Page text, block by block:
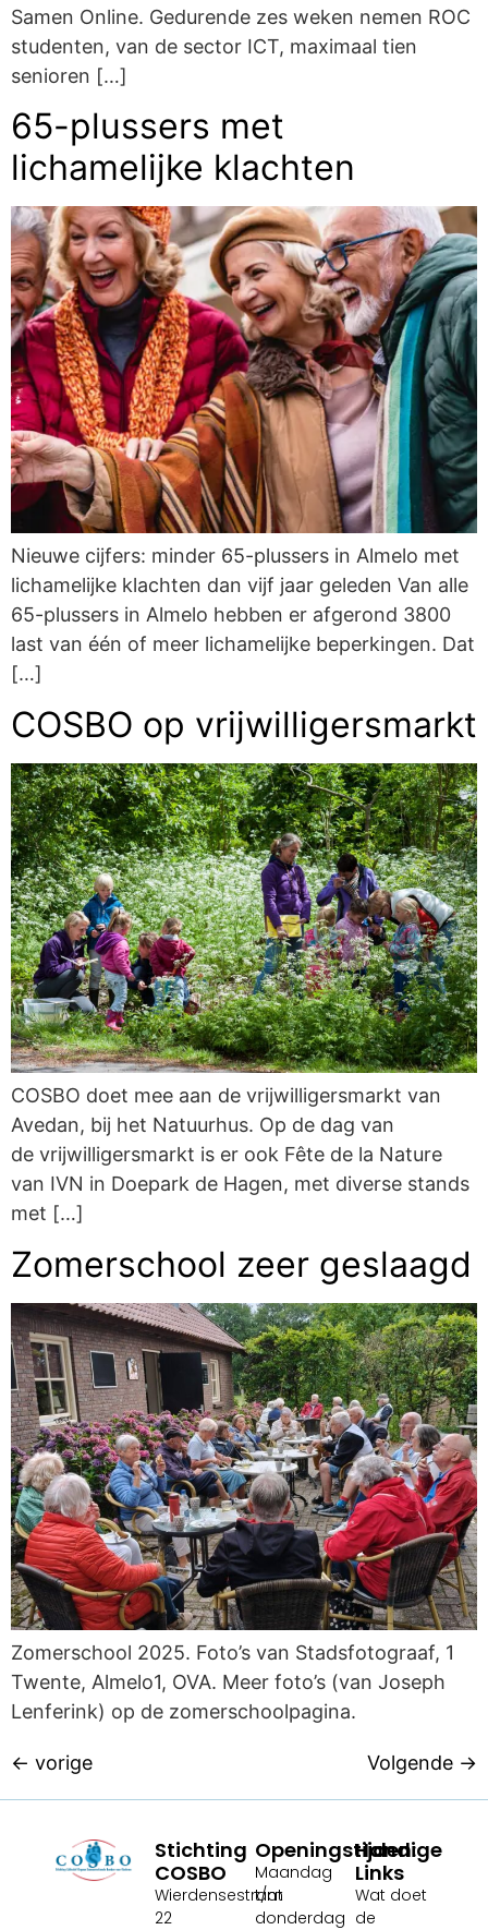
Samen Online. Gedurende zes weken nemen ROC
studenten, van de sector ICT, maximaal tien
senioren […]
65-plussers met
lichamelijke klachten
Nieuwe cijfers: minder 65-plussers in Almelo met
lichamelijke klachten dan vijf jaar geleden Van alle
65-plussers in Almelo hebben er afgerond 3800
last van één of meer lichamelijke beperkingen. Dat
[…]
COSBO op vrijwilligersmarkt
COSBO doet mee aan de vrijwilligersmarkt van
Avedan, bij het Natuurhus. Op de dag van
de vrijwilligersmarkt is er ook Fête de la Nature
van IVN in Doepark de Hagen, met diverse stands
met […]
Zomerschool zeer geslaagd
Zomerschool 2025. Foto’s van Stadsfotograaf, 1
Twente, Almelo1, OVA. Meer foto’s (van Joseph
Lenferink) op de zomerschoolpagina.
← vorige Volgende →
Stichting
COSBO
Wierdensestraat
22
Openingstijden:
Maandag
t/m
donderdag
Handige
Links
Wat doet
de